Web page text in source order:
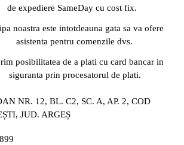
de expediere SameDay cu cost fix.
noastra este intotdeauna gata sa va ofere
asistenta pentru comenzile dvs.
posibilitatea de a plati cu card bancar in
siguranta prin procesatorul de plati.
NR. 12, BL. C2, SC. A, AP. 2, COD
JUD. ARGEȘ